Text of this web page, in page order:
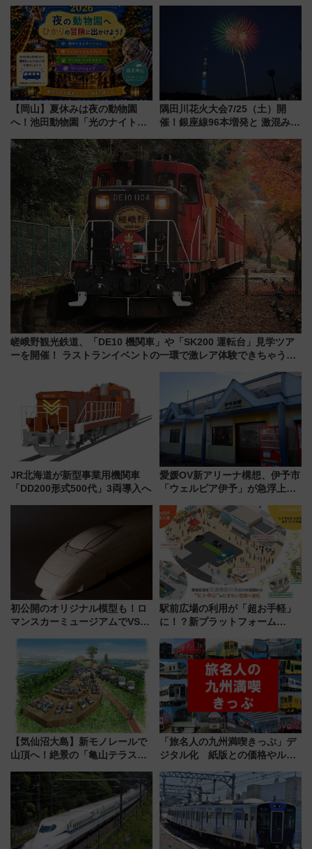
CHIKUGO」で巡る福岡･太宰
府･柳川の旅！YouTubeが公開
【岡山】夏休みは夜の動物園
へ！池田動物園「光のナイトズ
な夜
隅田川花火大会7/25（土）開
催！銀座線96本増発と 激混みの
アクセス攻略法、2万発の花火が
都心の夜に！
嵯峨野観光鉄道、「DE10 機関車」や「SK200 運転台」見学ツア
ーを開催！ ラストランイベントの一環で激レア体験できちゃうか
JR北海道が新型事業用機関車
「DD200形式500代」3両導入へ
愛媛OV新アリーナ構想、伊予市
「ウェルピア伊予」が急浮上！
で探る鉄道アクセスの未来
初公開のオリジナル模型も！ロ
マンスカーミュージアムでVSE
15日スタート
駅前広場の利用が「超お手軽」
に！？新プラットフォーム
マホで簡単申請 物販や演奏会な
どに【JR東日本】
【気仙沼大島】新モノレールで
山頂へ！絶景の「亀山テラス
暇村のお得な日帰りプランも登
場
「旅名人の九州満喫きっぷ」デ
ジタル化 紙版との価格やルー